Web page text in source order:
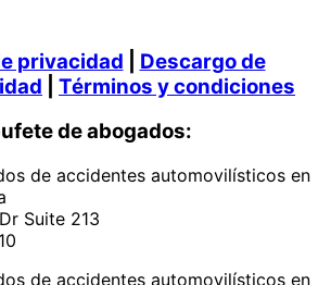
privacidad
Descargo de
Términos y condiciones
de abogados:
de accidentes automovilísticos en
Suite 213
de accidentes automovilísticos en